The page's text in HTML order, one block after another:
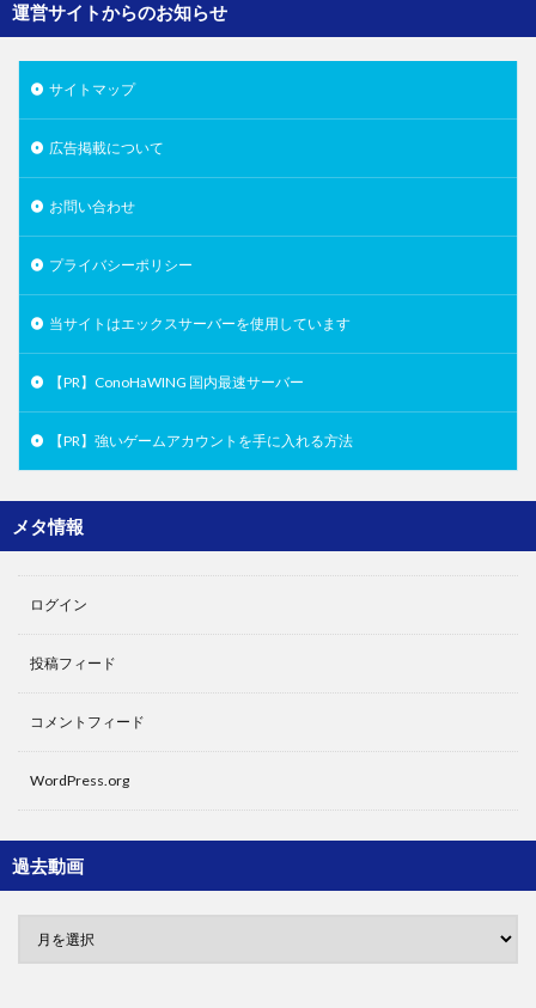
運営サイトからのお知らせ
サイトマップ
広告掲載について
お問い合わせ
プライバシーポリシー
当サイトはエックスサーバーを使用しています
【PR】ConoHaWING 国内最速サーバー
【PR】強いゲームアカウントを手に入れる方法
メタ情報
ログイン
投稿フィード
コメントフィード
WordPress.org
過去動画